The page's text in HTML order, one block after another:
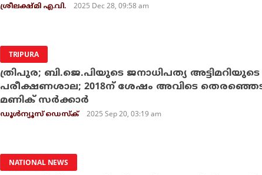
ശ്രീലക്ഷ്മി എ.വി. 2025 Dec 28, 09:58 am
TRIPURA
ത്രിപുര; ബി.ജെ.പിയുടെ ജനാധിപത്യ
പരീക്ഷണശാല; 2018ന് ശേഷം അവിടെ തെരഞ്ഞെടുപ്പേ
മണിക് സര്‍ക്കാര്‍
ഡൂള്‍ന്യൂസ് ഡെസ്‌ക് 2025 Sep 20, 03:19 am
NATIONAL NEWS